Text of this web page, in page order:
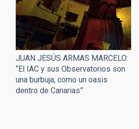
JUAN JESÚS ARMAS MARCELO:
“El IAC y sus Observatorios son
una burbuja, como un oasis
dentro de Canarias”